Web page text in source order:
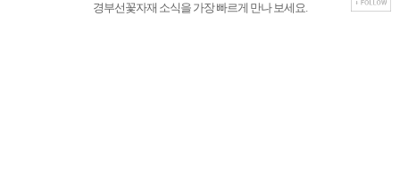
경부선꽃자재 소식을 가장 빠르게 만나 보세요.